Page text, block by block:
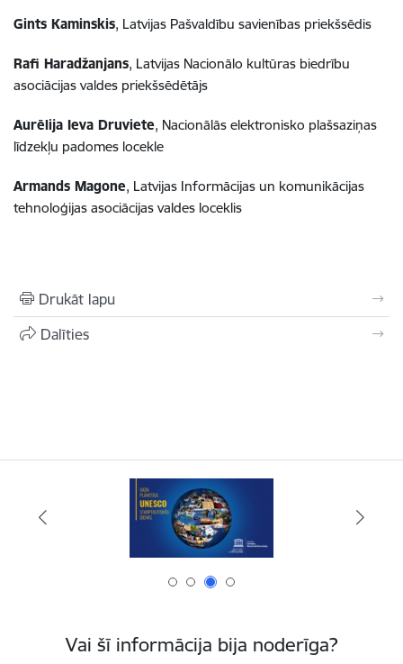
Gints Kaminskis, Latvijas Pašvaldību savienības priekšsēdis
Rafi Haradžanjans, Latvijas Nacionālo kultūras biedrību
asociācijas valdes priekšsēdētājs
Aurēlija Ieva Druviete, Nacionālās elektronisko plašsaziņas
līdzekļu padomes locekle
Armands Magone, Latvijas Informācijas un komunikācijas
tehnoloģijas asociācijas valdes loceklis
Drukāt lapu
Dalīties
Vai šī informācija bija noderīga?